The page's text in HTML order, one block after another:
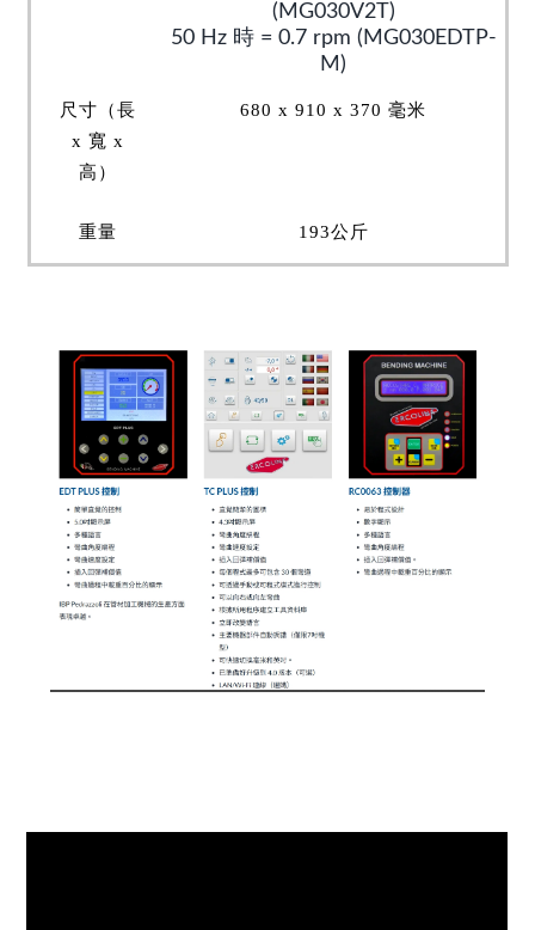
(MG030V2T)
50 Hz 時 = 0.7 rpm (MG030EDTP-
M)
尺寸（長
x 寬 x
高）
680 x 910 x 370 毫米
重量 193公斤